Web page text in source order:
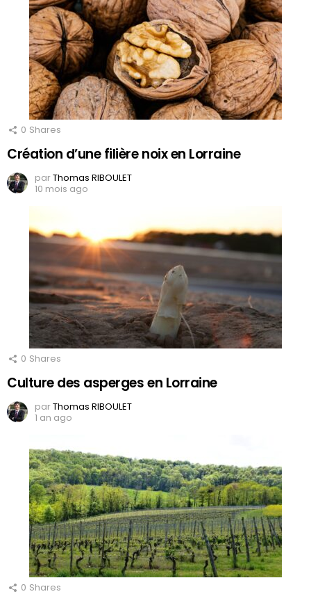
0 Shares
Création d’une filière noix en Lorraine
parThomas RIBOULET
10 mois ago
0 Shares
Culture des asperges en Lorraine
parThomas RIBOULET
1 an ago
0 Shares